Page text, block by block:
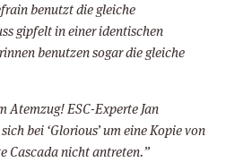
benutzt die gleiche
gipfelt in einer identischen
benutzen sogar die gleiche
Atemzug! ESC-Experte Jan
bei ‘Glorious’ um eine Kopie von
Cascada nicht antreten.”